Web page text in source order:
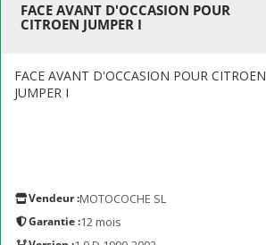
FACE AVANT D'OCCASION POUR
CITROEN JUMPER I
FACE AVANT D'OCCASION POUR CITROEN
JUMPER I
Vendeur :MOTOCOCHE SL
Garantie :12 mois